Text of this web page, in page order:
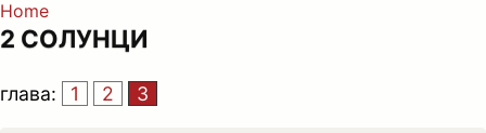
Home
2 СОЛУНЦИ
глава: 1 2 3